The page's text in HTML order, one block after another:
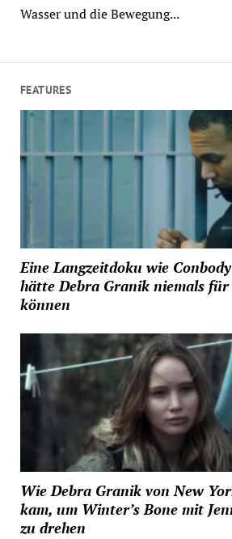
Wasser und die Bewegung...
FEATURES
Eine Langzeitdoku wie
hätte Debra Granik niemals
können
Wie Debra Granik von New
kam, um Winter’s Bone mit
zu drehen